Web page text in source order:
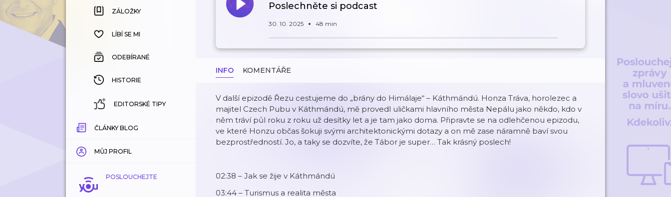
ZÁLOŽKY
HISTORIE
ZÁLOŽKY
LÍBÍ SE MI
ODEBÍRANÉ
HISTORIE
EDITORSKÉ TIPY
ČLÁNKY BLOG
MŮJ PROFIL
POSLOUCHEJTE
Poslechněte si podcast
30. 10. 2025 48 min
INFO KOMENTÁŘE
V další epizodě Řezu cestujeme do „brány do Himálaje“ – Káthmándú. Honza Tráva, horolezec a
majitel Czech Pubu v Káthmándú, mě provedl uličkami hlavního města Nepálu jako někdo, kdo v
něm tráví půl roku z roku už desítky let a je tam jako doma. Připravte se na odlehčenou epizodu,
ve které Honzu občas šokuji svými architektonickými dotazy a on mě zase náramně baví svou
bezprostředností. Jo, a taky se dozvíte, že Tábor je super… Tak krásný poslech!
02:38 – Jak se žije v Káthmándú
03:44 – Turismus a realita města